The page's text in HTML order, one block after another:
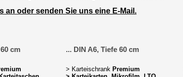
an oder senden Sie uns eine E-Mail.
cm
> Karteischrank Premium
... DIN A6, Tiefe 60 cm